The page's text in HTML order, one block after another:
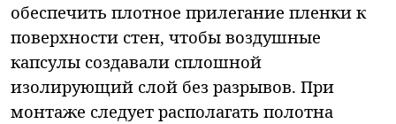
обеспечить плотное прилегание пленки к
поверхности стен, чтобы воздушные
капсулы создавали сплошной
изолирующий слой без разрывов. При
монтаже следует располагать полотна